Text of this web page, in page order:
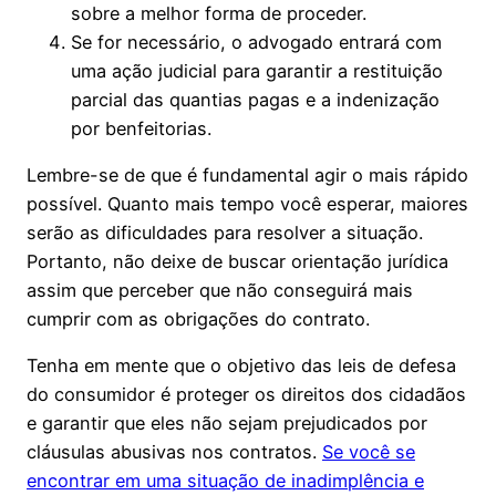
sobre a melhor forma de proceder.
Se for necessário, o advogado entrará com
uma ação judicial para garantir a restituição
parcial das quantias pagas e a indenização
por benfeitorias.
Lembre-se de que é fundamental agir o mais rápido
possível. Quanto mais tempo você esperar, maiores
serão as dificuldades para resolver a situação.
Portanto, não deixe de buscar orientação jurídica
assim que perceber que não conseguirá mais
cumprir com as obrigações do contrato.
Tenha em mente que o objetivo das leis de defesa
do consumidor é proteger os direitos dos cidadãos
e garantir que eles não sejam prejudicados por
cláusulas abusivas nos contratos. Se você se
encontrar em uma situação de inadimplência e